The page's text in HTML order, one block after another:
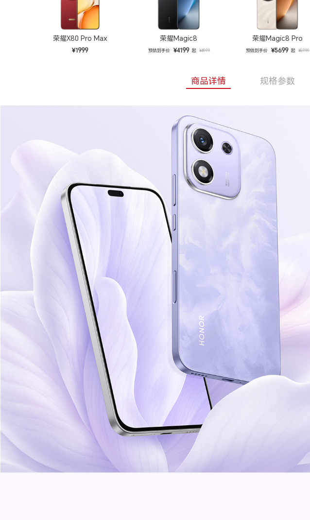
荣耀X80 Pro Max
¥1999
荣耀Magic8
预估到手价 ¥4199 起 ¥4999
荣耀Magic8 Pro
预估到手价 ¥5699 起 ¥5999
商品详情 规格参数